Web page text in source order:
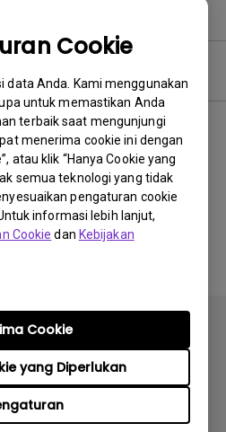
Cookie
data Anda. Kami menggunakan
untuk memastikan Anda
terbaik saat mengunjungi
menerima cookie ini dengan
atau klik “Hanya Cookie yang
semua teknologi yang tidak
pengaturan cookie
informasi lebih lanjut,
Cookie dan Kebijakan
yang Diperlukan
Cookie
Terbaru
video terkait